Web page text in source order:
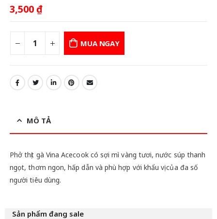
3,500 ₫
MUA NGAY
MÔ TẢ
Phở thịt gà Vina Acecook có sợi mì vàng tươi, nước súp thanh
ngọt, thơm ngon, hấp dẫn và phù hợp với khẩu vị của đa số
người tiêu dùng.
Sản phẩm đang sale